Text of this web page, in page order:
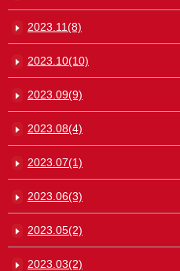
2023.11(8)
2023.10(10)
2023.09(9)
2023.08(4)
2023.07(1)
2023.06(3)
2023.05(2)
2023.03(2)